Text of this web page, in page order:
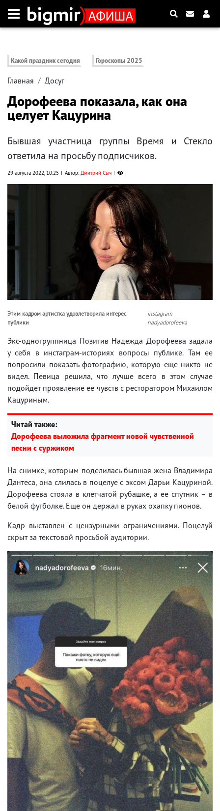
Какой праздник сегодня Гороскопы 2025
Главная Досуг
Дорофеева показала, как она
целует Кацурина
Бывшая участница группы Время и Стекло
ответила на просьбу подписчиков.
29 августа 2022, 10:25 Автор:Дмитрий Сыч
Этим кадром артистка удовлетворила интерес
публики
instagram
nadyadorofeeva
Экс-одногруппница Позитив Надежда Дорофеева задала
у себя в инстаграм-историях вопросы публике. Там ее
попросили показать фотографию, которую еще никто не
видел. Певица решила, что лучше всего в этом случае
подойдет проявление ее чувств с ресторатором Михаилом
Кацуриным.
Читай также:
Дорофеева выложила фрагмент новой чувственной
песни с суржиком
На снимке, которым поделилась бывшая жена Владимира
Дантеса, она слилась в поцелуе с эксом Дарьи Кацуриной.
Дорофеева стояла в клетчатой рубашке, а ее спутник – в
белой футболке. Еще он держал в руках охапку пионов.
Кадр выставлен с цензурными ограничениями. Поцелуй
скрыт за текстовой просьбой аудитории.